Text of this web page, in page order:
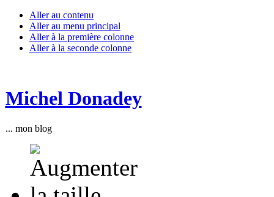
Aller au contenu
Aller au menu principal
Aller à la première colonne
Aller à la seconde colonne
Michel Donadey
... mon blog